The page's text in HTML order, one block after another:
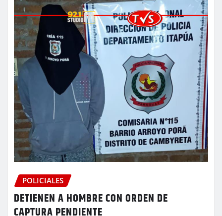
POLICIALES
DETIENEN A HOMBRE CON ORDEN DE
CAPTURA PENDIENTE